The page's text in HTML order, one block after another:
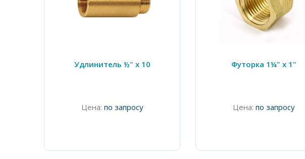
Удлинитель ½" х 10
Цена: по запросу
Футорка 1¼" х 1"
Цена: по запросу